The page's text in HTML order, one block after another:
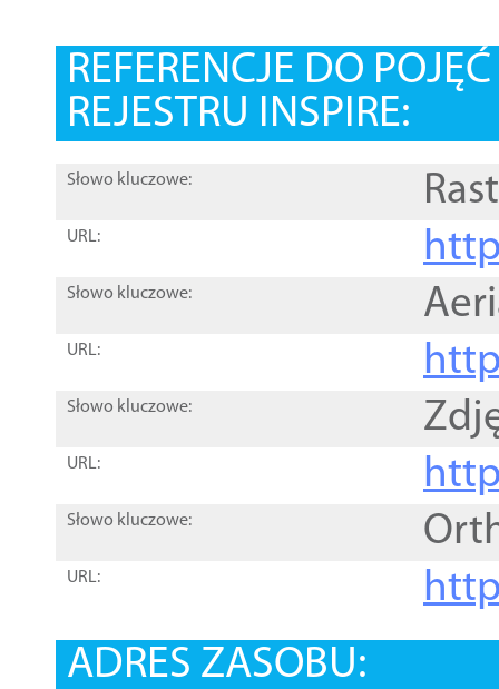
REFERENCJE DO
REJESTRU INSPIRE:
Słowo kluczowe:
URL:
Słowo kluczowe:
URL:
Słowo kluczowe:
URL:
Słowo kluczowe:
URL:
ADRES ZASOBU: